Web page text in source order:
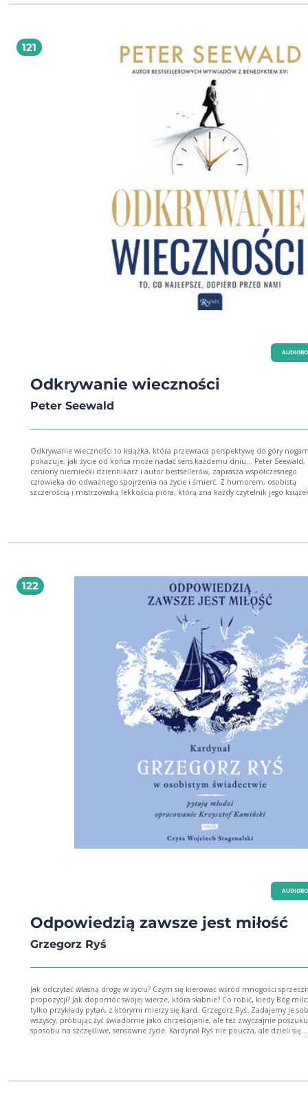
profanowany. Masoneria, która wówczas będzie rządzić, narzuci bezbożne,
które przyjdą na świat w związkach niepobłogosławionych przez Kościół. Duch
chrześcijański bardzo szybko upadnie, a cenne światło wiary zagaśnie, aż
prawie zupełnego zepsucia obyczajów. Skutki świeckiego wychowania
do zmniejszenia się liczby powołań kapłańskich i zakonnych.
121
Odkrywanie wieczności
Peter Seewald
Odkrywanie wieczności to książka, która przewraca perspektywę do góry
pokazuje, jak życie od końca może nadać sens każdemu dniu... Peter Seewald,
ceniony niemiecki dziennikarz i autor bestsellerów, zaprasza współczesnego
człowieka do odważnego spojrzenia na życie i śmierć. Z humorem, osobistą
szczerością i mistrzowską lekkością pióra, którą zna każdy czytelnik jego
świadomego kształtowania swojego losu. Pokazuje, jak czerpać radość z
praktycznych wskazówek lektura, która zmienia perspektywę i pozwala żyć
co najlepsze, dopiero przed nami!
122
Odpowiedzią zawsze jest miłość
Grzegorz Ryś
Jak odczytać własną drogę w życiu? Czym się kierować wśród mnogości
propozycji? Jak dopomóc swojej wierze, która słabnie? Co robić, kiedy Bóg
tylko przykłady pytań, z którymi mierzy się kard. Grzegorz Ryś. Zadajemy je
wszyscy, próbując żyć świadomie jako chrześcijanie, ale też zwyczajnie
sposobu na szczęśliwe, sensowne życie. Kardynał Ryś nie poucza, ale dzieli się
zrodzona z niezwykłego spotkania.